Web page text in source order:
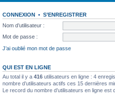
CONNEXION • S’ENREGISTRER
Nom d’utilisateur :
Mot de passe :
J’ai oublié mon mot de passe
QUI EST EN LIGNE
Au total il y a 416 utilisateurs en ligne : 4
nombre d’utilisateurs actifs ces 15 dernières
Le record du nombre d’utilisateurs en ligne est